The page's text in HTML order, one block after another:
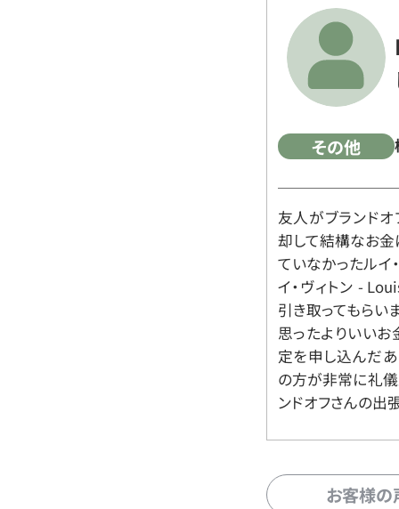
その他
友人がブランド
却して結構なお金
ていなかったルイ
イ・ヴィトン -
引き取ってもらい
思ったよりいいお
定を申し込んだ
の方が非常に礼儀
ンドオフさんの出
お客様